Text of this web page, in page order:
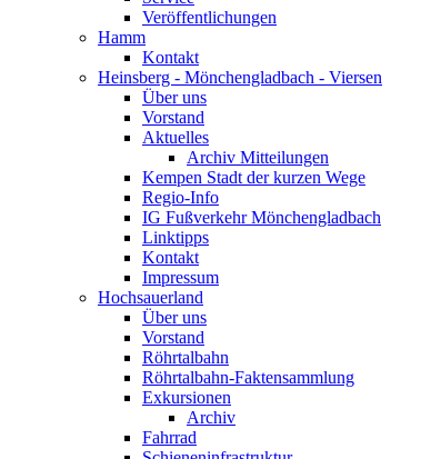
Veröffentlichungen
Hamm
Kontakt
Heinsberg - Mönchengladbach - Viersen
Über uns
Vorstand
Aktuelles
Archiv Mitteilungen
Kempen Stadt der kurzen Wege
Regio-Info
IG Fußverkehr Mönchengladbach
Linktipps
Kontakt
Impressum
Hochsauerland
Über uns
Vorstand
Röhrtalbahn
Röhrtalbahn-Faktensammlung
Exkursionen
Archiv
Fahrrad